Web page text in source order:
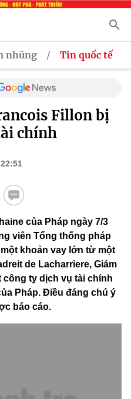
nhũng / Tin quốc tế
Fillon bị
chính
của Pháp ngày 7/3
viên Tổng thống pháp
khoản vay lớn từ một
de Lacharriere, Giám
công ty dịch vụ tài chính
Pháp. Điều đáng chú ý
báo cáo.